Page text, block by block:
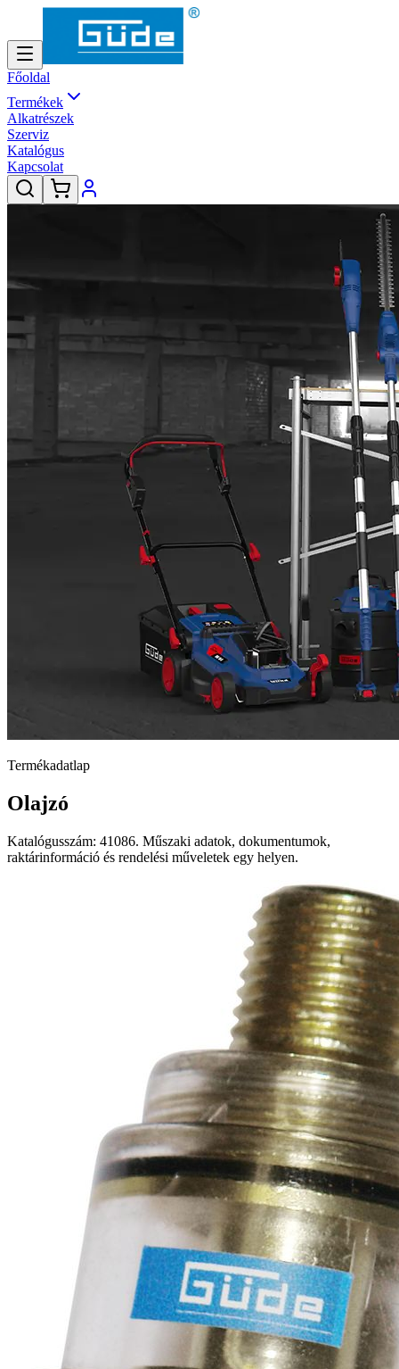
Főoldal
Termékek
Alkatrészek
Szerviz
Katalógus
Kapcsolat
Termékadatlap
Olajzó
Katalógusszám: 41086. Műszaki adatok, dokumentumok,
raktárinformáció és rendelési műveletek egy helyen.